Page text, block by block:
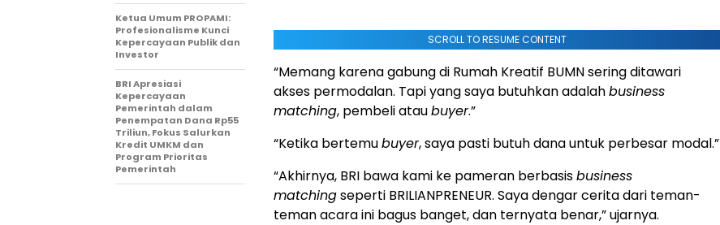
SCROLL TO RESUME CONTENT
“Memang karena gabung di Rumah Kreatif BUMN sering ditawari
akses permodalan. Tapi yang saya butuhkan adalahbusiness
matching, pembeli ataubuyer.”
“Ketika bertemubuyer, saya pasti butuh dana untuk perbesar modal.”
“Akhirnya, BRI bawa kami ke pameran berbasisbusiness
matchingseperti BRILIANPRENEUR. Saya dengar cerita dari teman-
teman acara ini bagus banget, dan ternyata benar,” ujarnya.
Ketua Umum PROPAMI:
Profesionalisme Kunci
Kepercayaan Publik dan
Investor
BRI Apresiasi
Kepercayaan
Pemerintah dalam
Penempatan Dana Rp55
Triliun, Fokus Salurkan
Kredit UMKM dan
Program Prioritas
Pemerintah